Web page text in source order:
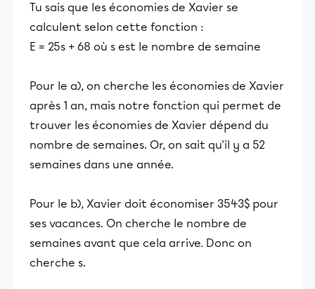
Tu sais que les économies de Xavier se
calculent selon cette fonction :
E = 25s + 68 où s est le nombre de semaine
Pour le a), on cherche les économies de Xavier
après 1 an, mais notre fonction qui permet de
trouver les économies de Xavier dépend du
nombre de semaines. Or, on sait qu'il y a 52
semaines dans une année.
Pour le b), Xavier doit économiser 3543$ pour
ses vacances. On cherche le nombre de
semaines avant que cela arrive. Donc on
cherche s.